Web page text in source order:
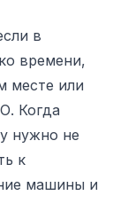
в
времени,
месте или
Когда
нужно не
к
машины и